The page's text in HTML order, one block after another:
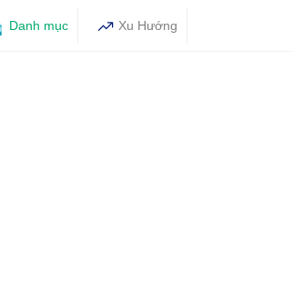
Danh mục Xu Hướng